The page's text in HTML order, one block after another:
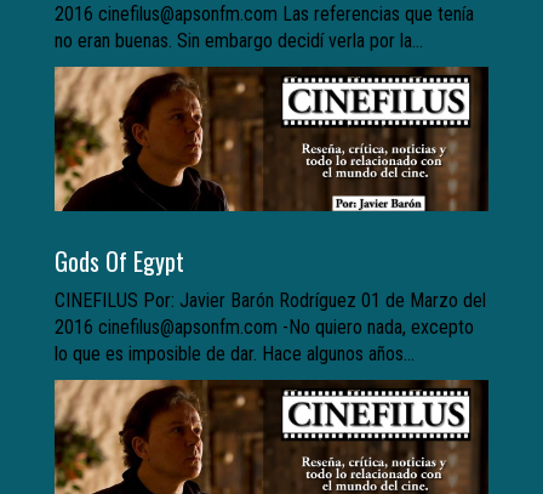
2016 cinefilus@apsonfm.com Las referencias que tenía
no eran buenas. Sin embargo decidí verla por la...
Gods Of Egypt
CINEFILUS Por: Javier Barón Rodríguez 01 de Marzo del
2016 cinefilus@apsonfm.com -No quiero nada, excepto
lo que es imposible de dar. Hace algunos años...